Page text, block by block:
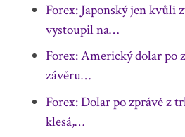
Forex: Japonský jen kvůli
vystoupil na…
Forex: Americký dolar po
závěru…
Forex: Dolar po zprávě z
klesá,…